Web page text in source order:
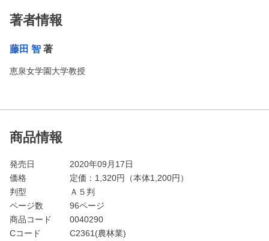
著者情報
藤田 智 著
恵泉女学園大学教授
商品情報
発売日
2020年09月17日
価格
定価： 1,320円（本体1,200円）
判型
Ａ５判
ページ数
96ページ
商品コード
0040290
Cコード
C2361(農林業)